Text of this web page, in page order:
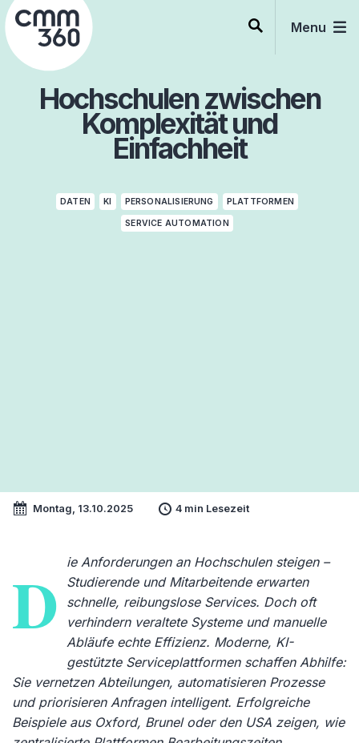
Skip
to
content
Menu
Hochschulen zwischen
Komplexität und
Einfachheit
DATEN KI PERSONALISIERUNG PLATTFORMEN
SERVICE AUTOMATION
Montag, 13.10.2025 4 min Lesezeit
D
ie Anforderungen an Hochschulen steigen –
Studierende und Mitarbeitende erwarten
schnelle, reibungslose Services. Doch oft
verhindern veraltete Systeme und manuelle
Abläufe echte Effizienz. Moderne, KI-
gestützte Serviceplattformen schaffen Abhilfe:
Sie vernetzen Abteilungen, automatisieren Prozesse
und priorisieren Anfragen intelligent. Erfolgreiche
Beispiele aus Oxford, Brunel oder den USA zeigen, wie